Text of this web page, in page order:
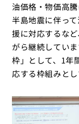
油価格・物価高
半島地震に伴っ
援に対応するな
がら継続してい
枠」として、1年
応する枠組みと